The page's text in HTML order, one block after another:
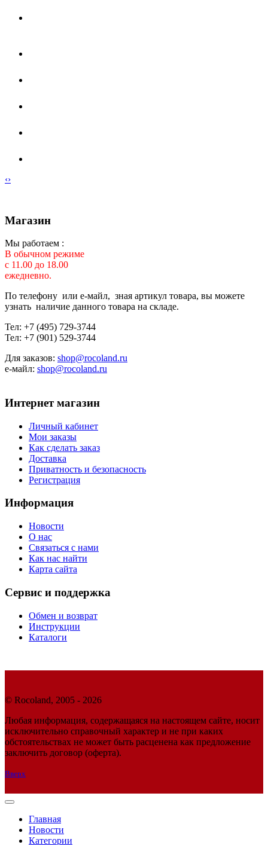
‹›
Магазин
Мы работаем :
В обычном режиме
с 11.00 до 18.00
ежедневно.
По телефону или е-майл, зная артикул товара, вы можете
узнать наличие данного товара на складе.
Тел: +7 (495) 729-3744
Тел: +7 (901) 529-3744
Для заказов: shop@rocoland.ru
е-майл: shop@rocoland.ru
Интернет магазин
Личный кабинет
Мои заказы
Как сделать заказ
Доставка
Приватность и безопасность
Регистрация
Информация
Новости
О нас
Связаться с нами
Как нас найти
Карта сайта
Сервис и поддержка
Обмен и возврат
Инструкции
Каталоги
© Rocoland, 2005 - 2026
Любая информация, содержащаяся на настоящем сайте, носит
исключительно справочный характер и не при каких
обстоятельствах не может быть расценена как предложение
заключить договор (оферта).
Вверх
Главная
Новости
Категории